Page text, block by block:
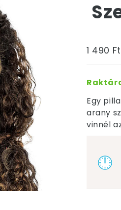
1 490 Ft
Egy
arany
vinnél